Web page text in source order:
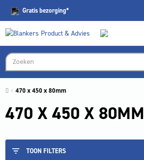
Gratisbezorging*
470 x 450 x 80mm
470 X 450 X 80MM
TOON FILTERS